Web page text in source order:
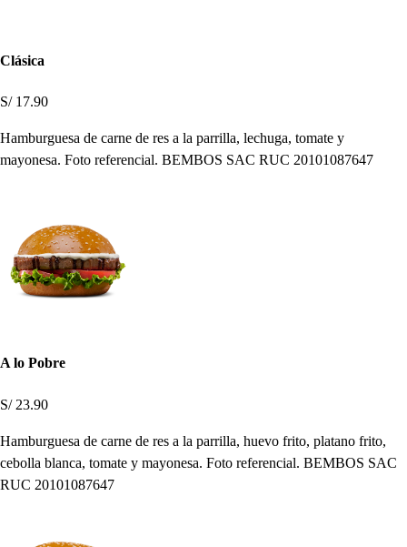
Clásica
S/ 17.90
Hamburguesa de carne de res a la parrilla, lechuga, tomate y
mayonesa. Foto referencial. BEMBOS SAC RUC 20101087647
A lo Pobre
S/ 23.90
Hamburguesa de carne de res a la parrilla, huevo frito, platano frito,
cebolla blanca, tomate y mayonesa. Foto referencial. BEMBOS SAC
RUC 20101087647